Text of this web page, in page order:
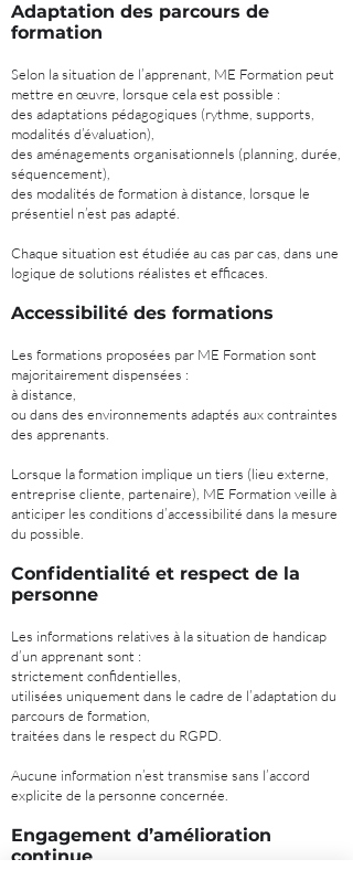
Adaptation des parcours de
formation
Selon la situation de l’apprenant, ME Formation peut
mettre en œuvre, lorsque cela est possible :
des adaptations pédagogiques (rythme, supports,
modalités d’évaluation),
des aménagements organisationnels (planning, durée,
séquencement),
des modalités de formation à distance, lorsque le
présentiel n’est pas adapté.
Chaque situation est étudiée au cas par cas, dans une
logique de solutions réalistes et efficaces.
Accessibilité des formations
Les formations proposées par ME Formation sont
majoritairement dispensées :
à distance,
ou dans des environnements adaptés aux contraintes
des apprenants.
Lorsque la formation implique un tiers (lieu externe,
entreprise cliente, partenaire), ME Formation veille à
anticiper les conditions d’accessibilité dans la mesure
du possible.
Confidentialité et respect de la
personne
Les informations relatives à la situation de handicap
d’un apprenant sont :
strictement confidentielles,
utilisées uniquement dans le cadre de l’adaptation du
parcours de formation,
traitées dans le respect du RGPD.
Aucune information n’est transmise sans l’accord
explicite de la personne concernée.
Engagement d’amélioration
continue